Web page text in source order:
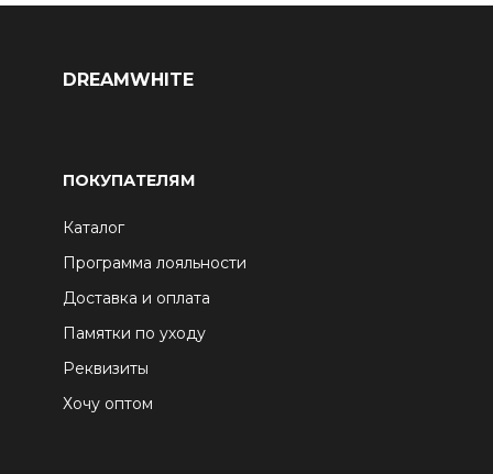
DREAMWHITE
ПОКУПАТЕЛЯМ
Каталог
Программа лояльности
Доставка и оплата
Памятки по уходу
Реквизиты
Хочу оптом